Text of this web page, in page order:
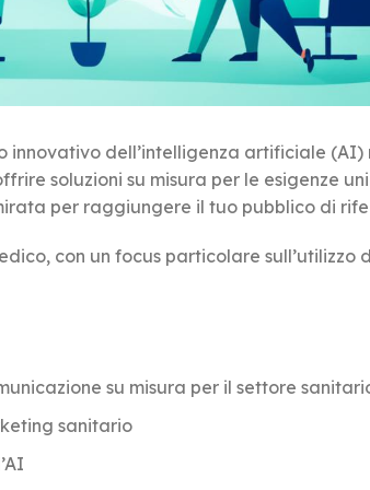
innovativo dell’intelligenza artificiale (AI)
soluzioni su misura per le esigenze
per raggiungere il tuo pubblico di
con un focus particolare sull’utilizzo
su misura per il settore
sanitario